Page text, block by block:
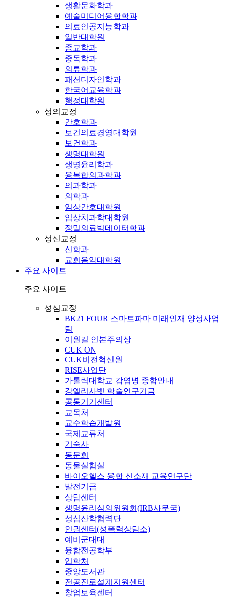
생활문화학과
예술미디어융합학과
의료인공지능학과
일반대학원
종교학과
중독학과
의류학과
패션디자인학과
한국어교육학과
행정대학원
성의교정
간호학과
보건의료경영대학원
보건학과
생명대학원
생명윤리학과
융복합의과학과
의과학과
의학과
임상간호대학원
임상치과학대학원
정밀의료빅데이터학과
성신교정
신학과
교회음악대학원
주요 사이트
주요 사이트
성심교정
BK21 FOUR 스마트파마 미래인재 양성사업
팀
이원길 인본주의상
CUK ON
CUK비전혁신원
RISE사업단
가톨릭대학교 감염병 종합안내
강엘리사벳 학술연구기금
공동기기센터
교목처
교수학습개발원
국제교류처
기숙사
동문회
동물실험실
바이오헬스 융합 신소재 교육연구단
발전기금
상담센터
생명윤리심의위원회(IRB사무국)
성심산학협력단
인권센터(성폭력상담소)
예비군대대
융합전공학부
입학처
중앙도서관
전공진로설계지원센터
창업보육센터